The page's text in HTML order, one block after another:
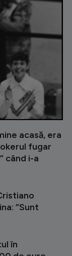
acasă, era
fugar
când i-a
”Sunt
în